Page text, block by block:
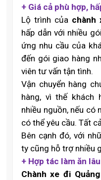
+ Giá cả phù hợp,
Lộ trình của chành
hấp dẫn với nhiều
ứng nhu cầu của
đến gói giao hàng
viên tư vấn tận tình.
Vận chuyển hàng
hàng, vì thế khách
nhiều nguồn, nếu có
có thể yêu cầu. Tất
Bên cạnh đó, với
ty cũng hỗ trợ nhiều
+ Hợp tác làm ăn
Chành xe đi